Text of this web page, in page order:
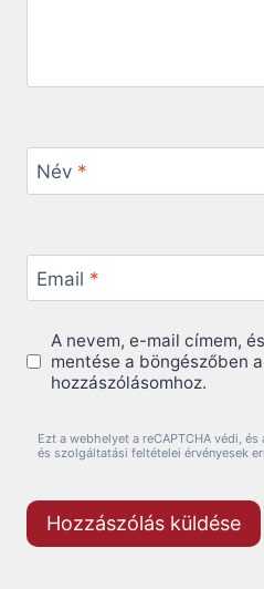
Név *
Email *
A nevem, e-mail címem,
mentése a böngészőben
hozzászólásomhoz.
Ezt a webhelyet a reCAPTCHA védi,
és szolgáltatási feltételei érvényesek